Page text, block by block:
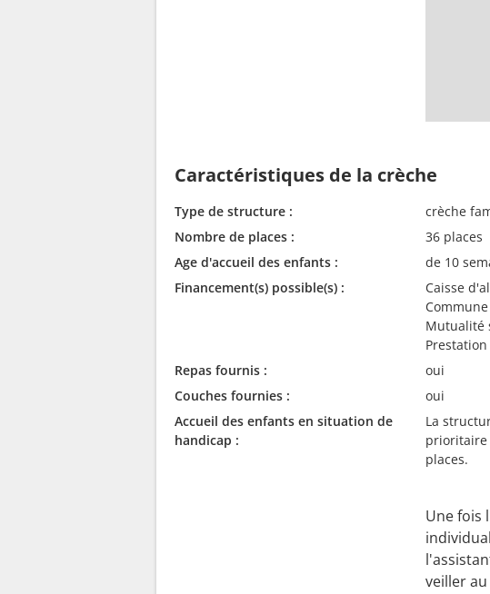
Caractéristiques de la crèche
Type de structure :
crèche
Nombre de places :
36 places
Age d'accueil des enfants :
de 10
Financement(s) possible(s) :
Caisse
Mutualité
Repas fournis :
oui
Couches fournies :
oui
Accueil des enfants en situation de
handicap :
La
prioritaire
places.
Une fois
veiller